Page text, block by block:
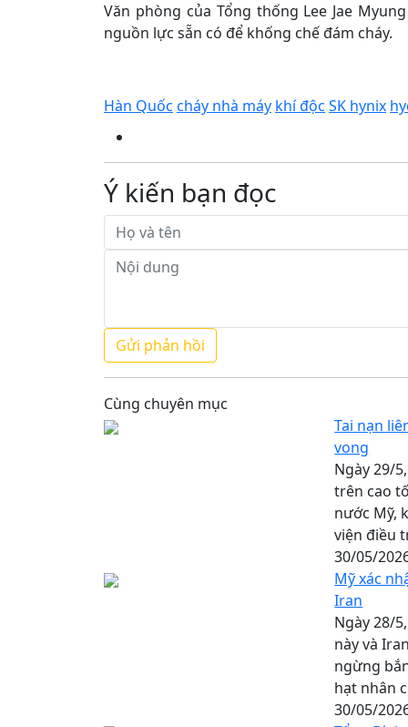
Văn phòng của Tổng thống Lee Jae
nguồn lực sẵn có để khống chế đám cháy.
Hàn Quốc cháy nhà máy khí độc SK hynix
Ý kiến bạn đọc
Cùng chuyên mục
Tai nạn
vong
Ngày 29/
trên cao
nước Mỹ,
viện điều
30/05/
Mỹ xác
Iran
Ngày 28/
này và
ngừng
hạt nhân
30/05/